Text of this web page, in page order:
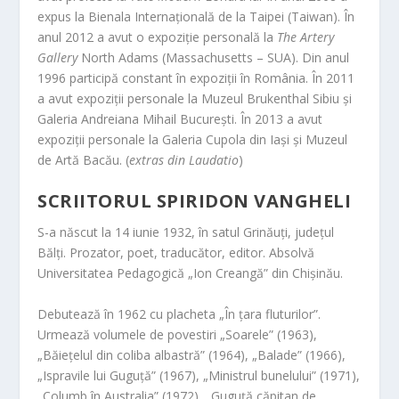
expus la Bienala Internațională de la Taipei (Taiwan). În
anul 2012 a avut o expoziție personală la The Artery
GalleryNorth Adams (Massachusetts – SUA). Din anul
1996 participă constant în expoziții în România. În 2011
a avut expoziții personale la Muzeul Brukenthal Sibiu și
Galeria Andreiana Mihail București. În 2013 a avut
expoziții personale la Galeria Cupola din Iași și Muzeul
de Artă Bacău. (extras din Laudatio)
SCRIITORUL SPIRIDON VANGHELI
S-a născut la 14 iunie 1932, în satul Grinăuți, județul
Bălți. Prozator, poet, traducător, editor. Absolvă
Universitatea Pedagogică „Ion Creangă” din Chișinău.
Debutează în 1962 cu placheta „În țara fluturilor”.
Urmează volumele de povestiri „Soarele” (1963),
„Băiețelul din coliba albastră” (1964), „Balade” (1966),
„Ispravile lui Guguță” (1967), „Ministrul bunelului” (1971),
„Columb în Australia” (1972), „Guguță căpitan de